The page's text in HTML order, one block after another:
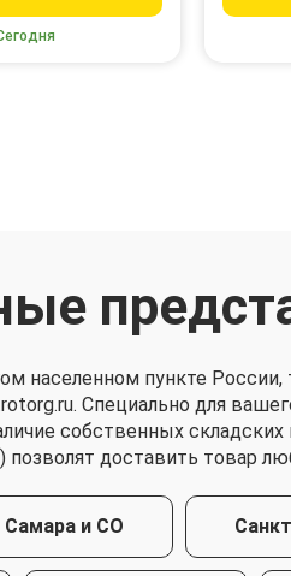
населенном пункте
Специально для
собственных
доставить товар
Самара и СО